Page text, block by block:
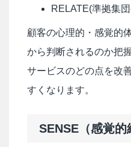
RELATE(準拠集
顧客の心理的・感覚的
から判断されるのか把
サービスのどの点を改
すくなります。
SENSE（感覚的